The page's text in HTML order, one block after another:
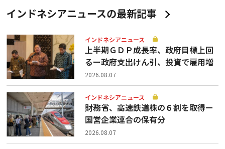
インドネシアニュースの最新記事
インドネシアニュース
上半期ＧＤＰ成長率、政府目標上回
るー政府支出けん引、投資で雇用増
2026.08.07
インドネシアニュース
財務省、高速鉄道株の６割を取得ー
国営企業連合の保有分
2026.08.07